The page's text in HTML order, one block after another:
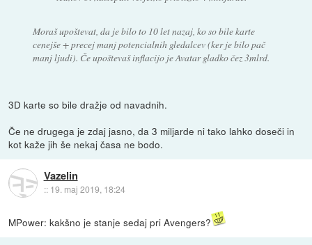
Moraš upoštevat, da je bilo to 10 let nazaj, ko so bile karte
cenejše + precej manj potencialnih gledalcev (ker je bilo pač
manj ljudi). Če upoštevaš inflacijo je Avatar gladko čez 3mlrd.
3D karte so bile dražje od navadnih.
Če ne drugega je zdaj jasno, da 3 miljarde ni tako lahko doseči in
kot kaže jih še nekaj časa ne bodo.
Vazelin
:: 19. maj 2019, 18:24
MPower: kakšno je stanje sedaj pri Avengers?